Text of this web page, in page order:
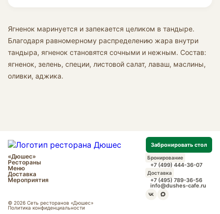
Ягненок маринуется и запекается целиком в тандыре.
Благодаря равномерному распределению жара внутри
тандыра, ягненок становятся сочными и нежным. Состав:
ягненок, зелень, специи, листовой салат, лаваш, маслины,
оливки, аджика.
Забронировать стол
«Дюшес»
Рестораны
Меню
Доставка
Мероприятия
Бронирование
+7 (499) 444-36-07
Доставка
+7 (495) 789-36-56
info@dushes-cafe.ru
© 2026 Сеть ресторанов «Дюшес»
Политика конфиденциальности